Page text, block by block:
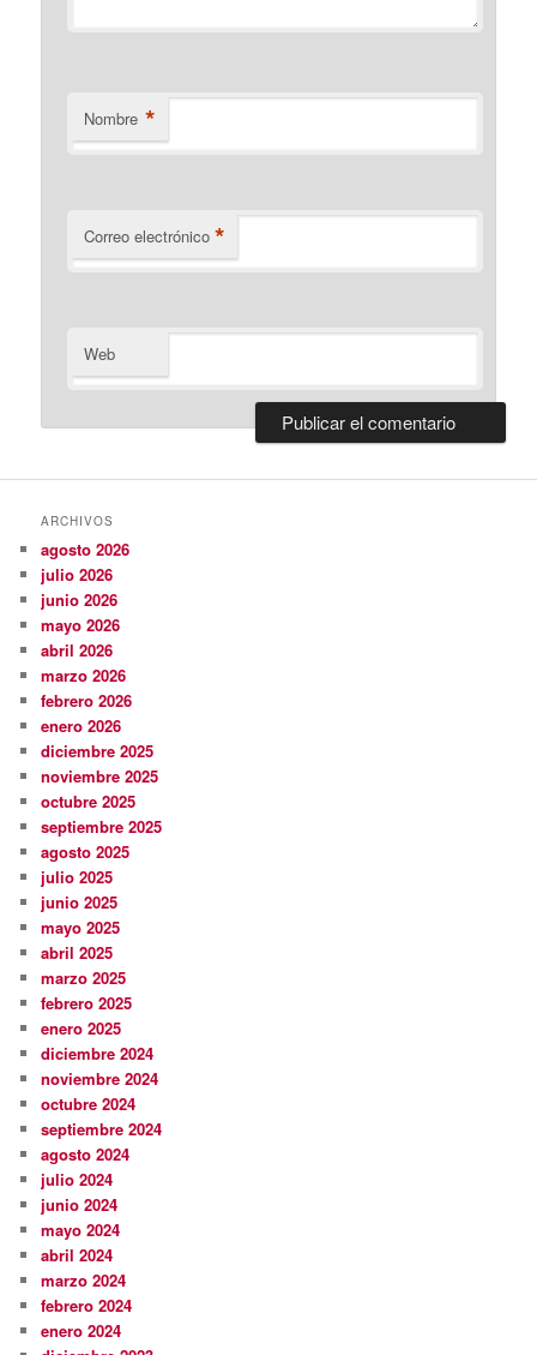
Nombre *
Correo electrónico *
Web
ARCHIVOS
agosto 2026
julio 2026
junio 2026
mayo 2026
abril 2026
marzo 2026
febrero 2026
enero 2026
diciembre 2025
noviembre 2025
octubre 2025
septiembre 2025
agosto 2025
julio 2025
junio 2025
mayo 2025
abril 2025
marzo 2025
febrero 2025
enero 2025
diciembre 2024
noviembre 2024
octubre 2024
septiembre 2024
agosto 2024
julio 2024
junio 2024
mayo 2024
abril 2024
marzo 2024
febrero 2024
enero 2024